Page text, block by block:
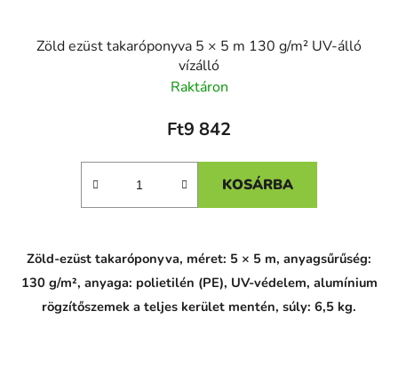
Zöld ezüst takaróponyva 5 × 5 m 130 g/m² UV-álló
vízálló
Raktáron
Ft9 842
KOSÁRBA
Zöld-ezüst takaróponyva, méret: 5 × 5 m, anyagsűrűség:
130 g/m², anyaga: polietilén (PE), UV-védelem, alumínium
rögzítőszemek a teljes kerület mentén, súly: 6,5 kg.